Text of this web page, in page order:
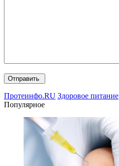
Протеинфо.RU Здоровое питание
Популярное